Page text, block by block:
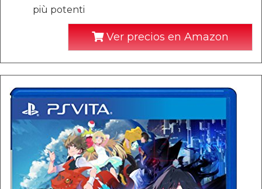
più potenti
Ver precios en Amazon